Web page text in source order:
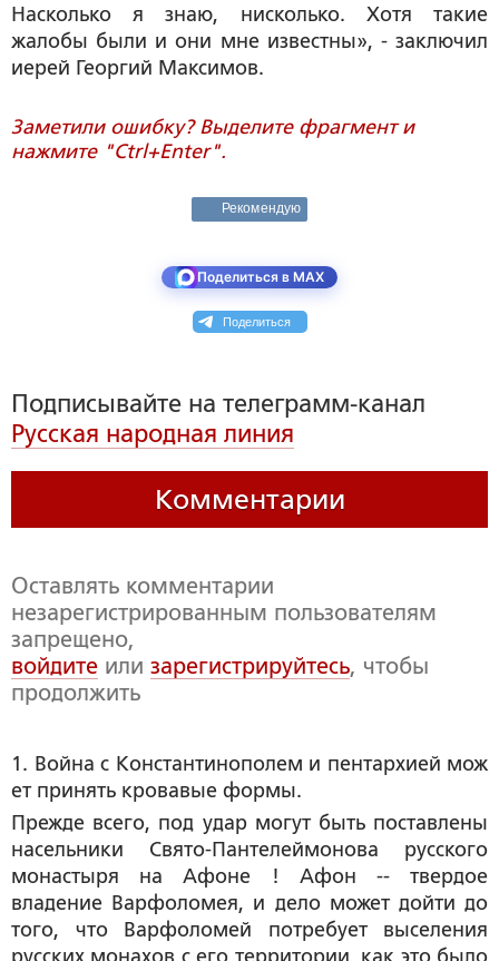
Насколько я знаю, нисколько. Хотя такие
жалобы были и они мне известны», - заключил
иерей Георгий Максимов.
Заметили ошибку? Выделите фрагмент и
нажмите "Ctrl+Enter".
Рекомендую
Поделиться в MAX
Поделиться
Подписывайте на телеграмм-канал
Русская народная линия
Комментарии
Оставлять комментарии
незарегистрированным пользователям
запрещено,
войдите или зарегистрируйтесь, чтобы
продолжить
1. Война с Константинополем и пентархией мож
ет принять кровавые формы.
Прежде всего, под удар могут быть поставлены
насельники Свято-Пантелеймонова русского
монастыря на Афоне ! Афон -- твердое
владение Варфоломея, и дело может дойти до
того, что Варфоломей потребует выселения
русских монахов с его территории, как это было